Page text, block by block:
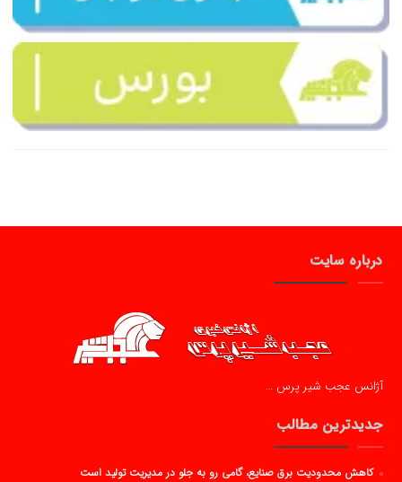
درباره سایت
آژانس عجب شیر پرس …
جدیدترین مطالب
کاهش محدودیت برق صنایع، گامی رو به جلو در مدیریت تولید است